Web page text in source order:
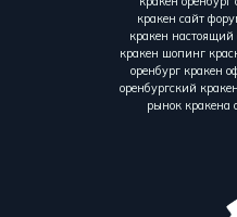
кракен сайт
кракен настоящий
кракен шопинг
оренбург кракен
оренбургский
рынок кракена